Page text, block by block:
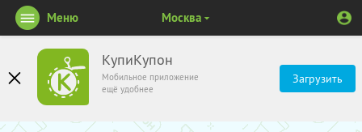
КупиКупон
Мобильное приложение
ещё удобнее
Загрузить
Меню Москва